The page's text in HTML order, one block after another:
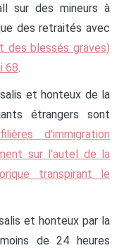
sur des mineurs à
des retraités avec
des blessés graves)
68.
et honteux de la
étrangers sont
d'immigration
sur l'autel de la
transpirant le
et honteux par la
de 24 heures